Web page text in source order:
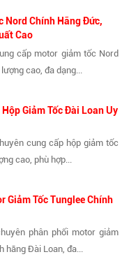
Nord Chính Hãng Đức,
Cao
cấp motor giảm tốc Nord
cao, đa dạng...
Giảm Tốc Đài Loan Uy
cung cấp hộp giảm tốc
cao, phù hợp...
Giảm Tốc Tunglee Chính
phân phối motor giảm
hãng Đài Loan, đa...